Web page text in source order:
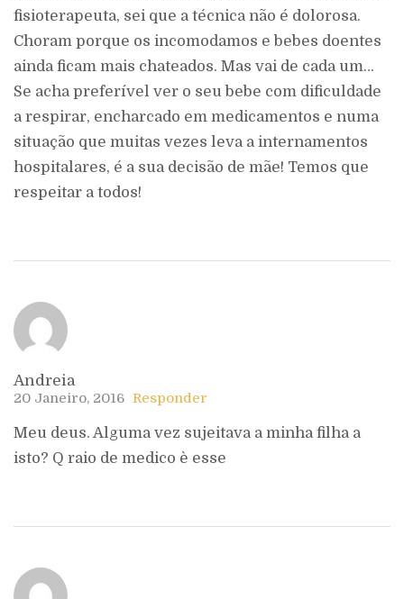
fisioterapeuta, sei que a técnica não é dolorosa.
Choram porque os incomodamos e bebes doentes
ainda ficam mais chateados. Mas vai de cada um…
Se acha preferível ver o seu bebe com dificuldade
a respirar, encharcado em medicamentos e numa
situação que muitas vezes leva a internamentos
hospitalares, é a sua decisão de mãe! Temos que
respeitar a todos!
Andreia
20 Janeiro, 2016 Responder
Meu deus. Alguma vez sujeitava a minha filha a
isto? Q raio de medico è esse